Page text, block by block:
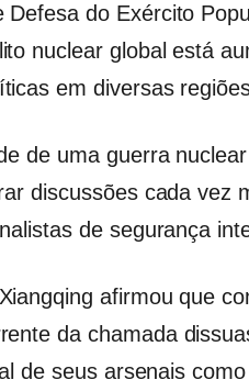
do Exército
nuclear global está
em diversas
de uma guerra
discussões cada vez
de segurança
afirmou que
da chamada
de seus arsenais